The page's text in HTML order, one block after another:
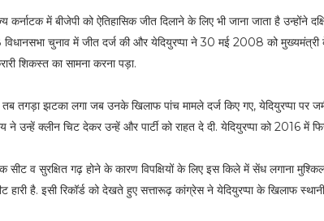
कर्नाटक में बीजेपी को ऐतिहासिक जीत दिलाने के लिए भी जाना जाता है उन्होंने
चुनाव में जीत दर्ज की और येदियुरप्पा ने 30 मई 2008 को
शिकस्त का सामना करना पड़ा.
तगड़ा झटका लगा जब उनके खिलाफ पांच मामले दर्ज किए गए, येदियुरप्पा पर
ने उन्हें क्लीन चिट देकर उन्हें और पार्टी को राहत दे दी. येदियुरप्पा को 2016 में
सीट व सुरक्षित गढ़ होने के कारण विपक्षियों के लिए इस किले में सेंध लगाना
हारी है. इसी रिकॉर्ड को देखते हुए सत्तारूढ़ कांग्रेस ने येदियुरप्पा के खिलाफ